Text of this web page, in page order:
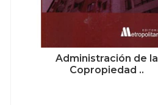
Administración de la
Copropiedad ..